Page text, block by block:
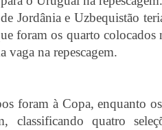
Jordânia e Uzbequistão
foram os quarto colocados
vaga na repescagem.
foram à Copa, enquanto
classificando quatro